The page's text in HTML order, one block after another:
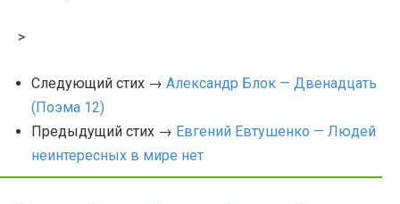
>
Следующий стих → Александр Блок — Двенадцать
(Поэма 12)
Предыдущий стих → Евгений Евтушенко — Людей
неинтересных в мире нет